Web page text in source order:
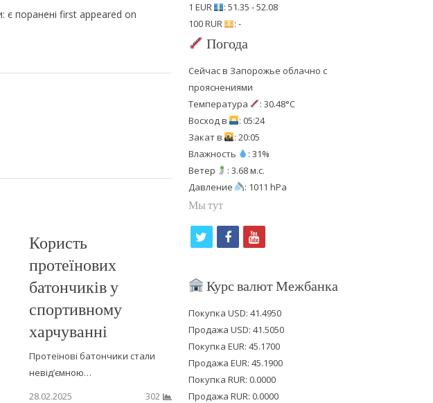
є поранені first appeared on
Користь
протеїнових
батончиків у
спортивному
харчуванні
Протеїнові батончики стали
невід’ємною…
28.02.2025
302
1 EUR
: 51.35 - 52.08
100 RUR
: -
Погода
Сейчас в Запорожье облачно с
прояснениями
Температура
: 30.48°C
Восход в
: 05:24
Закат в
: 20:05
Влажность
: 31%
Ветер
: 3.68 м.с.
Давление
: 1011 hPa
Мы тут
i
t
e
r
f
c
b
o
o
k
y
u
u
b
e
Курс валют Межбанка
Покупка USD: 41.4950
Продажа USD: 41.5050
Покупка EUR: 45.1700
Продажа EUR: 45.1900
Покупка RUR: 0.0000
Продажа RUR: 0.0000